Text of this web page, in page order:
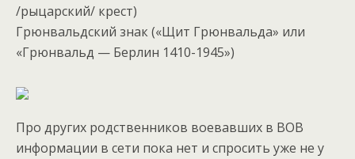
/рыцарский/ крест)
Грюнвальдский знак («Щит Грюнвальда» или
«Грюнвальд — Берлин 1410-1945»)
Про других родственников воевавших в ВОВ
информации в сети пока нет и спросить уже не у